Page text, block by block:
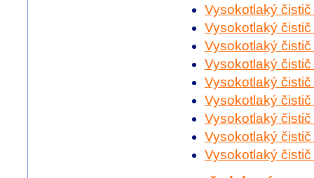
Vysokotlaký
Vysokotlaký
Vysokotlaký
Vysokotlaký
Vysokotlaký
Vysokotlaký
Vysokotlaký
Vysokotlaký
Vysokotlaký